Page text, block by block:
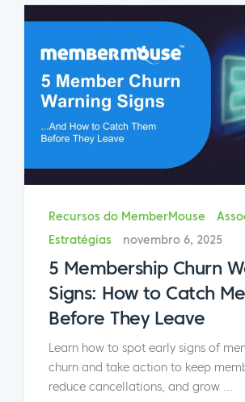
Recursos do MemberMouse
Estratégias
novembro 6, 2025
5 Membership Churn
Signs: How to Catch
Before They Leave
Learn how to spot early signs of
churn and take action to keep
reduce cancellations, and grow ...